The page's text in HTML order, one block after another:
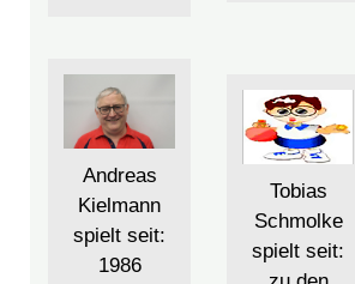
Andreas
Kielmann
spielt seit:
1986
Tobias
Schmolke
spielt seit: